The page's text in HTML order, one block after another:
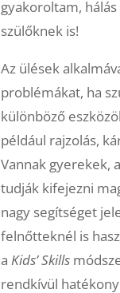
gyakoroltam,
szülőknek is!
Az ülések
problémákat, ha
különböző
például rajzolás,
Vannak gyerekek,
tudják kifejezni
nagy segítséget
felnőtteknél is
aKids’ Skills
rendkívül